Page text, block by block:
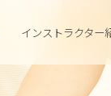
インストラクター